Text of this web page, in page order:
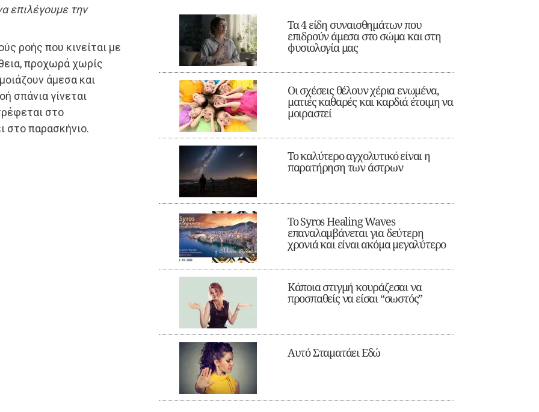
επιλέγουμε την
ροής που κινείται με
προχωρά χωρίς
άμεσα και
σπάνια γίνεται
στο
στο παρασκήνιο.
Τα 4 είδη συναισθημάτων που
επιδρούν άμεσα στο σώμα και στη
φυσιολογία μας
Οι σχέσεις θέλουν χέρια ενωμένα,
ματιές καθαρές και καρδιά έτοιμη να
μοιραστεί
Το καλύτερο αγχολυτικό είναι η
παρατήρηση των άστρων
Το Syros Healing Waves
επαναλαμβάνεται για δεύτερη
χρονιά και είναι ακόμα μεγαλύτερο
Κάποια στιγμή κουράζεσαι να
προσπαθείς να είσαι “σωστός”
Αυτό Σταματάει Εδώ